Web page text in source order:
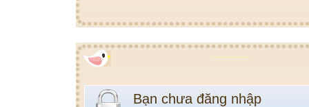
Bạn chưa đăng nhập